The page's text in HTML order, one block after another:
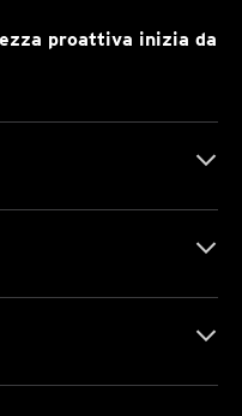
proattiva inizia da